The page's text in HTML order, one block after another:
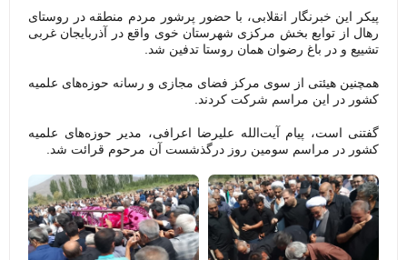
پیکر این خبرنگار انقلابی، با حضور پرشور مردم منطقه در روستای
رهال از توابع بخش مرکزی شهرستان خوی واقع در آذربایجان غربی
تشییع و در باغ رضوان همان روستا تدفین شد.
همچنین هیئتی از سوی مرکز فضای مجازی و رسانه حوزه‌های علمیه
کشور در این مراسم شرکت کردند.
گفتنی است، پیام آیت‌الله علیرضا اعرافی، مدیر حوزه‌های علمیه
کشور در مراسم سومین روز درگذشست آن مرحوم قرائت شد.